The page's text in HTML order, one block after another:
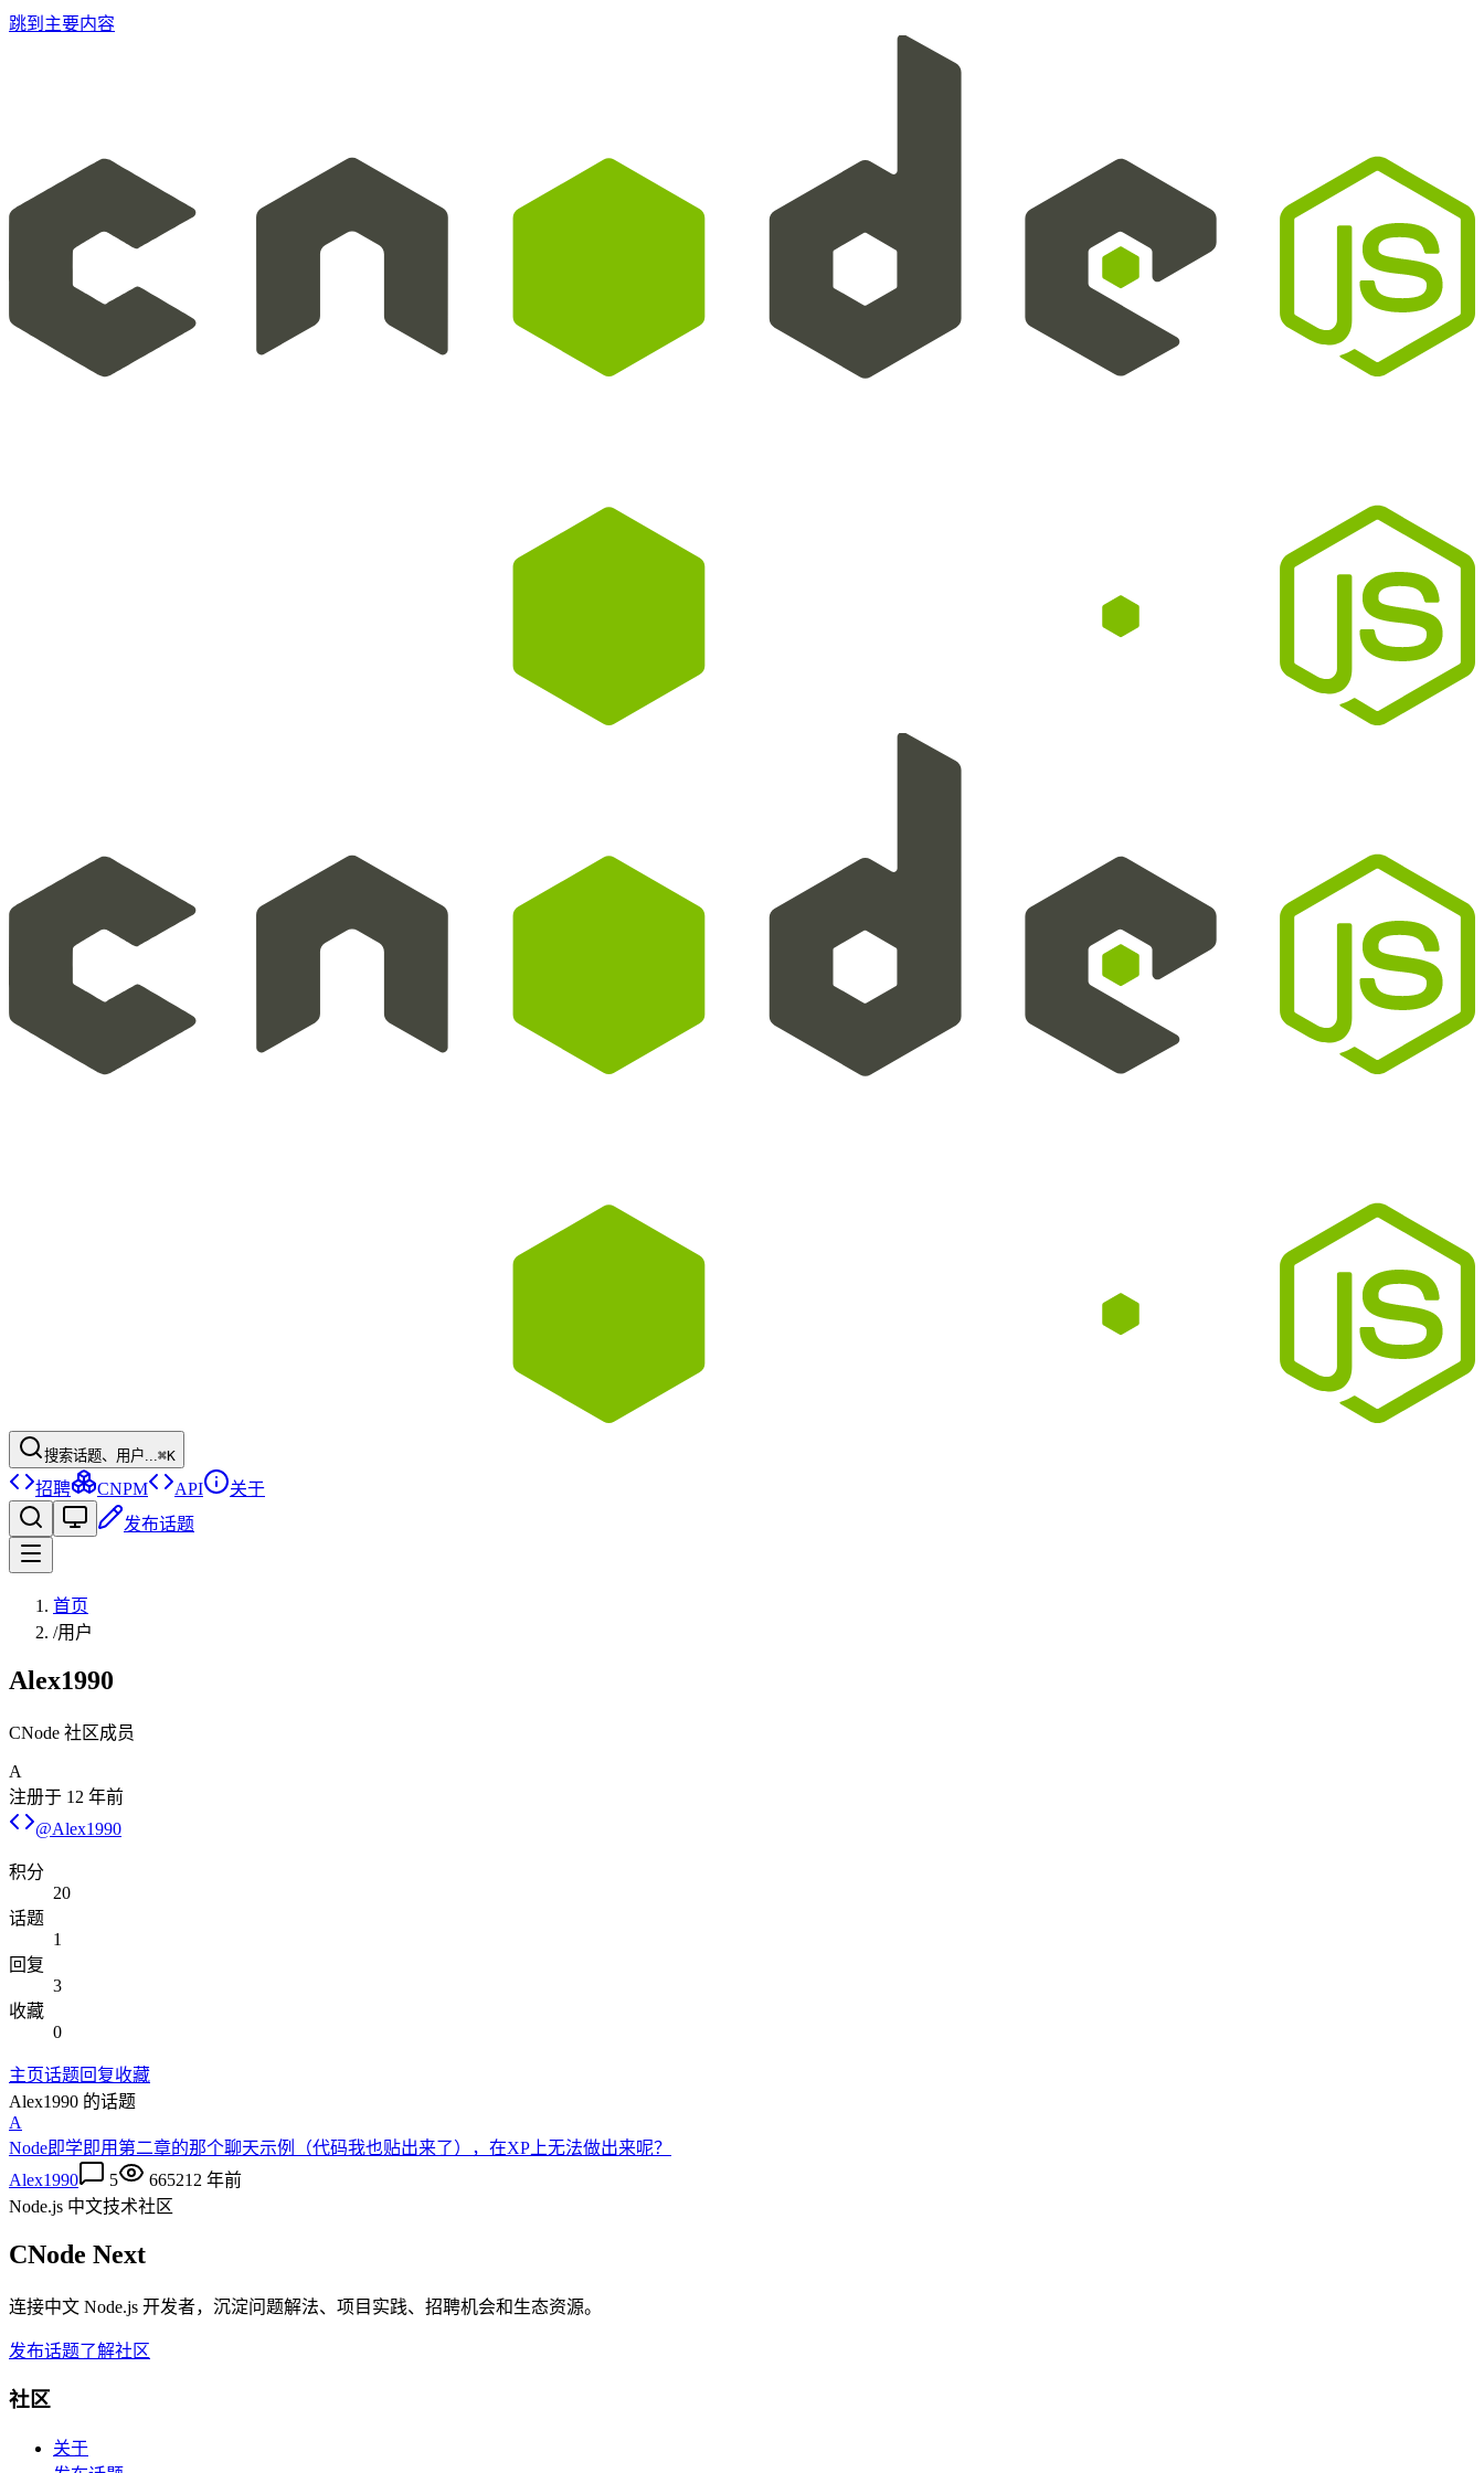
跳到主要内容
搜索话题、用户...⌘K
招聘 CNPM API
关于
发布话题
首页
/用户
Alex1990
CNode 社区成员
A
注册于 12 年前
@Alex1990
积分
20
话题
1
回复
3
收藏
0
主页话题回复收藏
Alex1990 的话题
A
Node即学即用第二章的那个聊天示例（代码我也贴出来了），在XP上无法做出来呢？
Alex1990
5 665212 年前
Node.js 中文技术社区
CNode Next
连接中文 Node.js 开发者，沉淀问题解法、项目实践、招聘机会和生态资源。
发布话题了解社区
社区
关于